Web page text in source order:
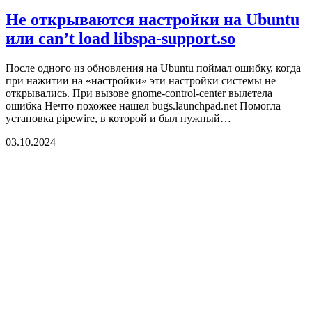
Не открываются настройки на Ubuntu
или can’t load libspa-support.so
После одного из обновления на Ubuntu поймал ошибку, когда
при нажитии на «настройки» эти настройки системы не
открывались. При вызове gnome-control-center вылетела
ошибка Нечто похожее нашел bugs.launchpad.net Помогла
установка pipewire, в которой и был нужный…
03.10.2024